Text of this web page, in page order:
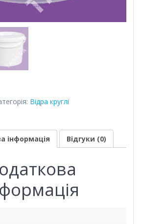
Відра круглі
інформація Відгуки (0)